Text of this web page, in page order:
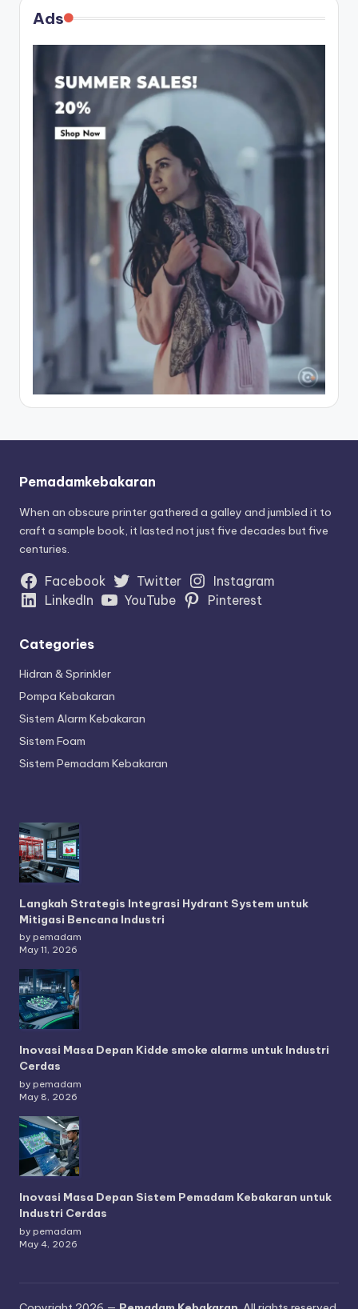
Ads
Pemadamkebakaran
When an obscure printer gathered a galley and jumbled it to
craft a sample book, it lasted not just five decades but five
centuries.
Facebook Twitter
Instagram
LinkedIn
YouTube Pinterest
Categories
Hidran & Sprinkler
Pompa Kebakaran
Sistem Alarm Kebakaran
Sistem Foam
Sistem Pemadam Kebakaran
Langkah Strategis Integrasi Hydrant System untuk
Mitigasi Bencana Industri
by pemadam
May 11, 2026
Inovasi Masa Depan Kidde smoke alarms untuk Industri
Cerdas
by pemadam
May 8, 2026
Inovasi Masa Depan Sistem Pemadam Kebakaran untuk
Industri Cerdas
by pemadam
May 4, 2026